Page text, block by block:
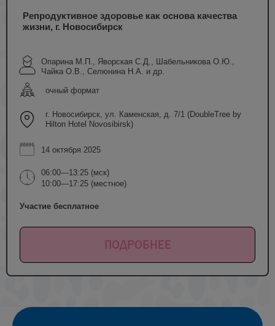
Репродуктивное здоровье как основа качества
жизни, г. Новосибирск
Опарина М.П., Яворская С.Д., Шабельникова О.Ю.,
Чайка О.В., Селюнина Н.А. и др.
очный формат
г. Новосибирск, ул. Каменская, д. 7/1 (DoubleTree by
Hilton Hotel Novosibirsk)
14 октября 2025
06:00—13:25 (мск)
10:00—17:25 (местное)
Участие бесплатное
ПОДРОБНЕЕ